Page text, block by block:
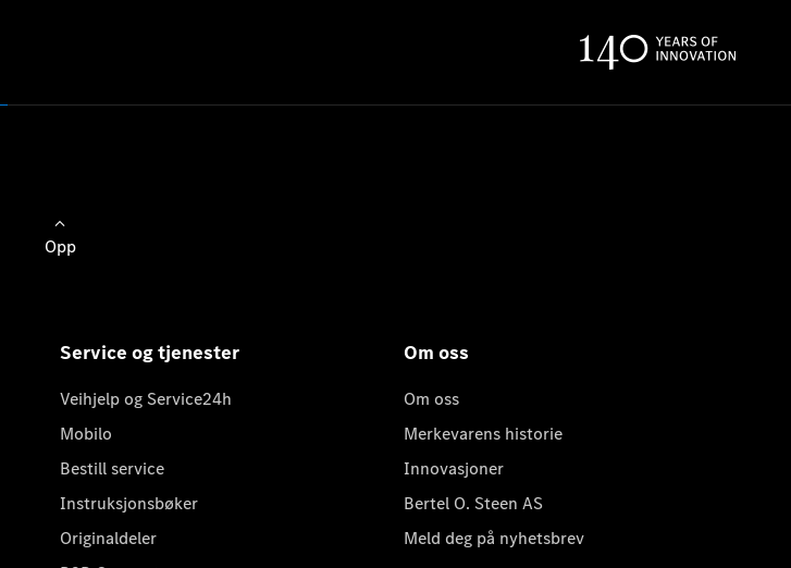
Opp
Service og tjenester
Veihjelp og Service24h
Mobilo
Bestill service
Instruksjonsbøker
Originaldeler
Om oss
Om oss
Merkevarens historie
Innovasjoner
Bertel O. Steen AS
Meld deg på nyhetsbrev